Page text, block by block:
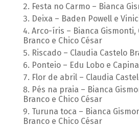
Festa no Carmo – Bianca
Deixa – Baden Powell e
Arco-íris – Bianca Gismonti,
Branco e Chico César
Riscado – Claudia Castelo
Ponteio – Edu Lobo e
Flor de abril – Claudia
Pés na praia – Bianca
Branco e Chico César
Turuna toca – Bianca
Branco e Chico César